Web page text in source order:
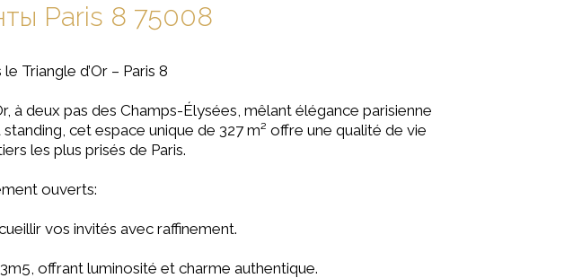
Paris 8 75008
Triangle d’Or – Paris 8
deux pas des Champs-Élysées, mêlant élégance parisienne
cet espace unique de 327 m² offre une qualité de vie
les plus prisés de Paris.
ouverts:
vos invités avec raffinement.
offrant luminosité et charme authentique.